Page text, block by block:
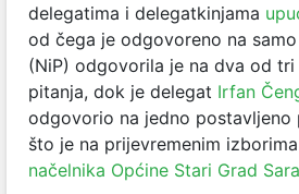
delegatima i delegatkinjama
od čega je odgovoreno na
(NiP) odgovorila je na dva od tri
pitanja, dok je delegat Irfan
odgovorio na jedno postavljeno
što je na prijevremenim
načelnika Općine Stari Grad